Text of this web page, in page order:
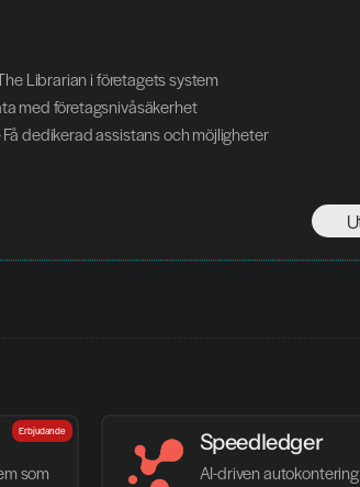
Librarian i företagets system
med företagsnivåsäkerhet
dedikerad assistans och möjligheter
som
Erbjudande Speedledger
AI-driven